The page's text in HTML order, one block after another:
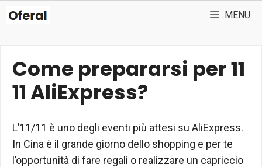
MENU
Come prepararsi per 11
11 AliExpress?
L’11/11 è uno degli eventi più attesi su AliExpress.
In Cina è il grande giorno dello shopping e per te
l’opportunità di fare regali o realizzare un capriccio